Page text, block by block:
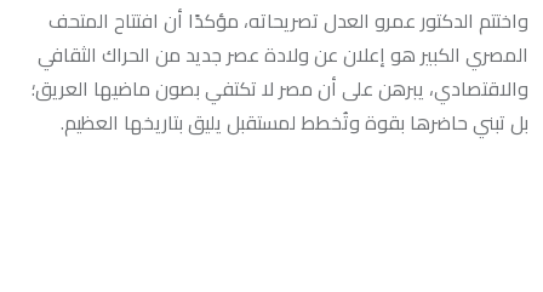
واختتم الدكتور عمرو العدل تصريحاته، مؤكدًا أن افتتاح المتحف
المصري الكبير هو إعلان عن ولادة عصر جديد من الحراك الثقافي
والاقتصادي، يبرهن على أن مصر لا تكتفي بصون ماضيها العريق؛
بل تبني حاضرها بقوة وتُخطط لمستقبل يليق بتاريخها العظيم.